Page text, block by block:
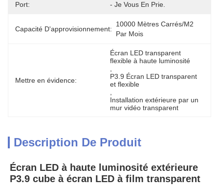
Port: - Je Vous En Prie.
Capacité D'approvisionnement:
10000 Mètres Carrés/m2
Par Mois
Mettre en évidence:
Écran LED transparent
flexible à haute luminosité
P3.9 Écran LED transparent
et flexible
Installation extérieure par un
mur vidéo transparent
Description De Produit
Écran LED à haute luminosité extérieure
P3.9 cube à écran LED à film transparent